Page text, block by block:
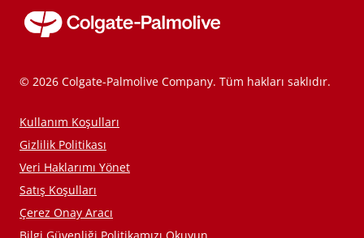
© 2026 Colgate-Palmolive Company. Tüm hakları saklıdır.
Kullanım Koşulları
Gizlilik Politikası
Veri Haklarımı Yönet
Satış Koşulları
Çerez Onay Aracı